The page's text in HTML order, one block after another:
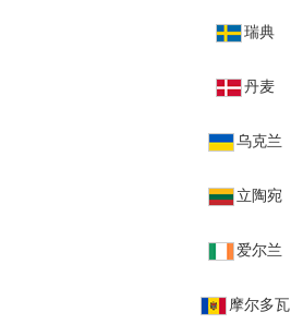
瑞典
丹麦
乌克兰
立陶宛
爱尔兰
摩尔多瓦